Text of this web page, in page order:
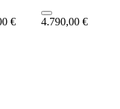
€ 4.790,00 €